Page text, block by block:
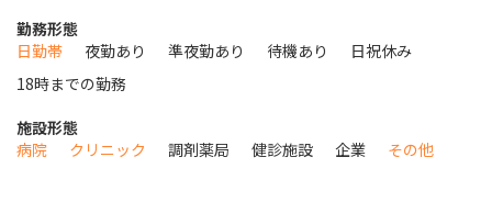
勤務形態
日勤帯
夜勤あり 準夜勤あり 待機あり
日祝休み
18時までの勤務
施設形態
病院
クリニック 調剤薬局 健診施設 企業 その他